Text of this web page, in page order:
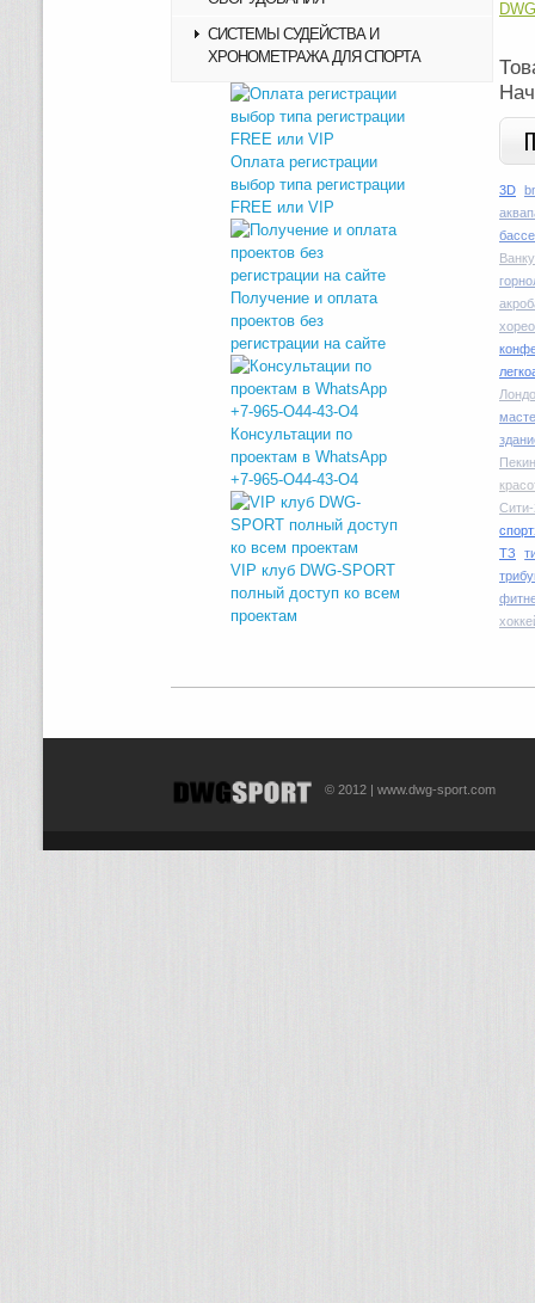
СИСТЕМЫ СУДЕЙСТВА И
ХРОНОМЕТРАЖА ДЛЯ СПОРТА
Оплата регистрации
выбор типа регистрации
FREE или VIP
Получение и оплата
проектов без
регистрации на сайте
Консультации по
проектам в WhatsApp
+7-965-O44-43-O4
VIP клуб DWG-SPORT
полный доступ ко всем
проектам
3D
ТЗ
© 2012 | www.dwg-sport.com